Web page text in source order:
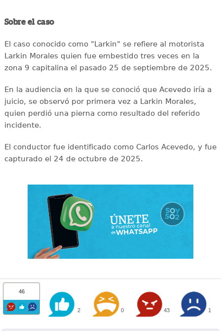
Sobre el caso
El caso conocido como "Larkin" se refiere al motorista
Larkin Morales quien fue embestido tres veces en la
zona 9 capitalina el pasado 25 de septiembre de 2025.
En la audiencia en la que se conoció que Acevedo iría a
juicio, se observó por primera vez a Larkin Morales,
quien perdió una pierna como resultado del referido
incidente.
El conductor fue identificado como Carlos Acevedo, y fue
capturado el 24 de octubre de 2025.
46
2 0 43 1